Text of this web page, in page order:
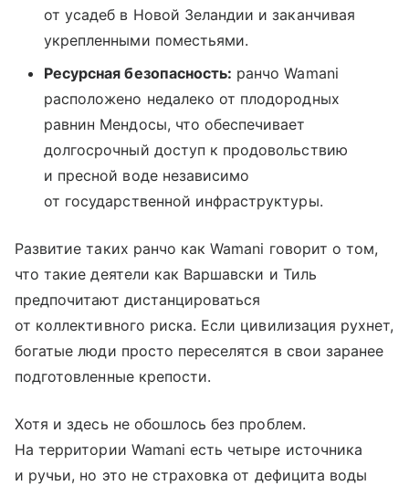
от усадеб в Новой Зеландии и заканчивая
укрепленными поместьями.
Ресурсная безопасность: ранчо Wamani
расположено недалеко от плодородных
равнин Мендосы, что обеспечивает
долгосрочный доступ к продовольствию
и пресной воде независимо
от государственной инфраструктуры.
Развитие таких ранчо как Wamani говорит о том,
что такие деятели как Варшавски и Тиль
предпочитают дистанцироваться
от коллективного риска. Если цивилизация рухнет,
богатые люди просто переселятся в свои заранее
подготовленные крепости.
Хотя и здесь не обошлось без проблем.
На территории Wamani есть четыре источника
и ручьи, но это не страховка от дефицита воды